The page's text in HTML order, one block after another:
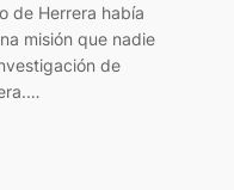
de Herrera había
misión que nadie
de